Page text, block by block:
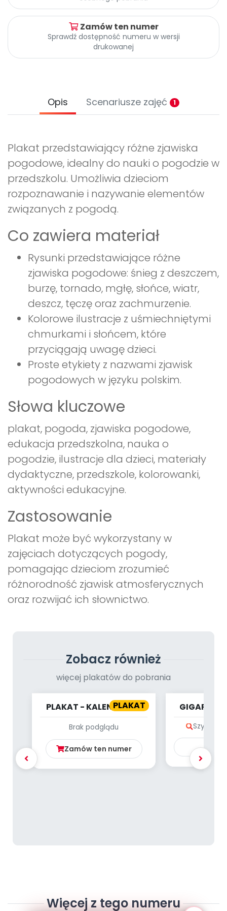
Pomoc
Zamów ten numer
Sprawdź dostępność numeru w wersji
drukowanej
Opis Scenariusze zajęć 1
Plakat przedstawiający różne zjawiska
pogodowe, idealny do nauki o pogodzie w
przedszkolu. Umożliwia dzieciom
rozpoznawanie i nazywanie elementów
związanych z pogodą.
Co zawiera materiał
Rysunki przedstawiające różne
zjawiska pogodowe: śnieg z deszczem,
burzę, tornado, mgłę, słońce, wiatr,
deszcz, tęczę oraz zachmurzenie.
Kolorowe ilustracje z uśmiechniętymi
chmurkami i słońcem, które
przyciągają uwagę dzieci.
Proste etykiety z nazwami zjawisk
pogodowych w języku polskim.
Słowa kluczowe
plakat, pogoda, zjawiska pogodowe,
edukacja przedszkolna, nauka o
pogodzie, ilustracje dla dzieci, materiały
dydaktyczne, przedszkole, kolorowanki,
aktywności edukacyjne.
Zastosowanie
Plakat może być wykorzystany w
zajęciach dotyczących pogody,
pomagając dzieciom zrozumieć
różnorodność zjawisk atmosferycznych
oraz rozwijać ich słownictwo.
Zobacz również
więcej plakatów do pobrania
PLAKAT
PLAKAT - KALENDARZ -
Brak podglądu
Zamów ten numer
Szybki
Więcej z tego numeru